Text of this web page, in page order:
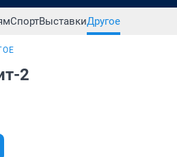
СпортВыставкиДругое
2